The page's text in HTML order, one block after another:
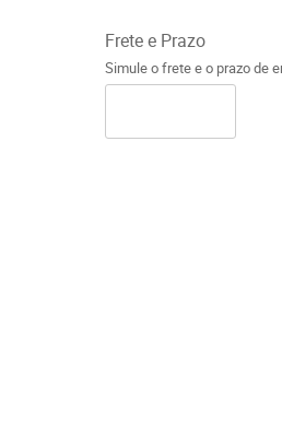
Frete e Prazo
Simule o frete e o prazo de